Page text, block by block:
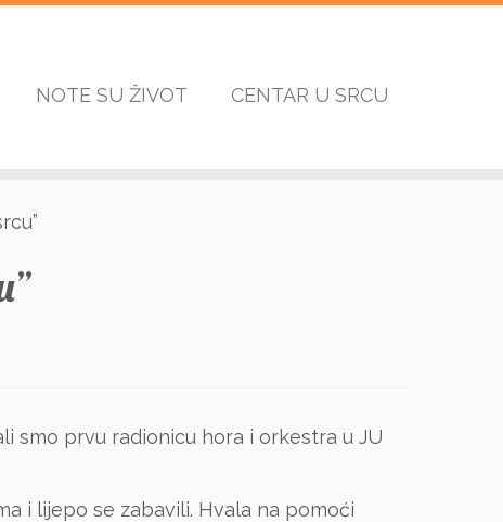
NOTE SU ŽIVOT
CENTAR U SRCU
smo prvu radionicu hora i orkestra u JU
i lijepo se zabavili. Hvala na pomoći